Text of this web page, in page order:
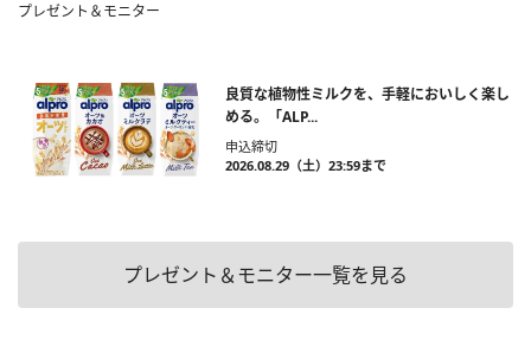
プレゼント＆モニター
良質な植物性ミルクを、手軽においしく楽し
める。「ALP...
申込締切
2026.08.29（土）23:59まで
プレゼント＆モニター一覧を見る